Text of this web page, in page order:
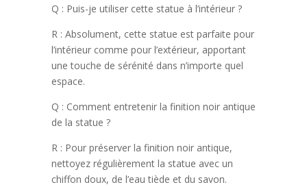
Q : Puis-je utiliser cette statue à l’intérieur ?
R : Absolument, cette statue est parfaite pour
l’intérieur comme pour l’extérieur, apportant
une touche de sérénité dans n’importe quel
espace.
Q : Comment entretenir la finition noir antique
de la statue ?
R : Pour préserver la finition noir antique,
nettoyez régulièrement la statue avec un
chiffon doux, de l’eau tiède et du savon.